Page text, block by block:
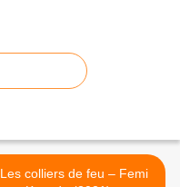
Les colliers de feu – Femi